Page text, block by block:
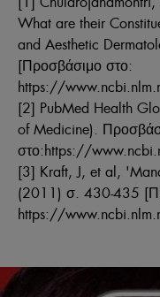
What are their
and Aesthetic
[Προσβάσιμο στο:
https://
[2] PubMed Health
of Medicine).
στο:https://
[3] Kraft, J, et al,
(2011) σ. 430-435
https://